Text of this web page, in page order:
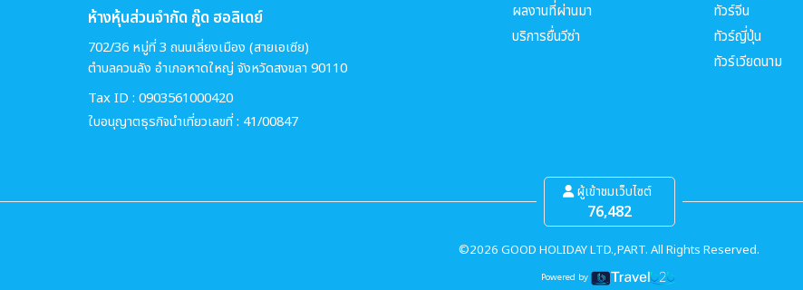
ห้างหุ้นส่วนจำกัด กู๊ด ฮอลิเดย์
702/36 หมู่ที่ 3 ถนนเลี่ยงเมือง (สายเอเซีย)
ตำบลควนลัง อำเภอหาดใหญ่ จังหวัดสงขลา 90110
Tax ID : 0903561000420
ใบอนุญาตธุรกิจนำเที่ยวเลขที่ : 41/00847
ผลงานที่ผ่านมา
บริการยื่นวีซ่า
ทัวร์จีน
ทัวร์ญี่ปุ่น
ทัวร์เวียดนาม
ผู้เข้าชมเว็บไซต์
76,482
©2026 GOOD HOLIDAY LTD.,PART. All Rights Reserved.
Powered by